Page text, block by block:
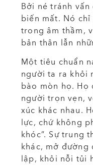
Bởi né tránh
biến mất. Nó
trong âm thầm,
bản thân lẫn
Một tiêu chuẩn
người ta ra khỏi
bào mòn họ. Họ
người trọn vẹn,
xúc khác nhau.
lực, chứ không
khóc”. Sự trung
khác, mở đường
lập, khỏi nỗi tủi